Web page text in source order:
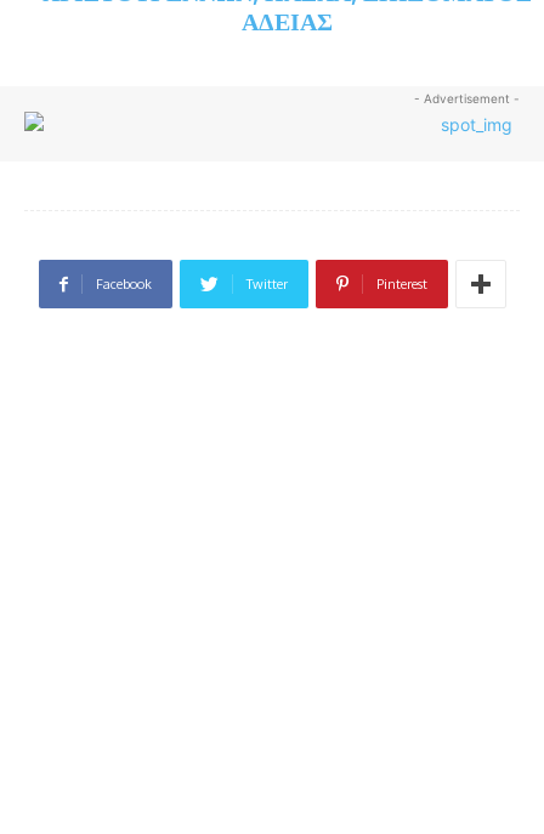
ΑΔΕΊΑΣ
- Advertisement -
Facebook Twitter Pinterest